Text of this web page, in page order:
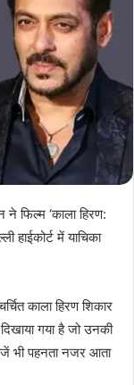
फिल्म ‘काला हिरण:
हाईकोर्ट में याचिका
काला हिरण शिकार
गया है जो उनकी
भी पहनता नजर आता